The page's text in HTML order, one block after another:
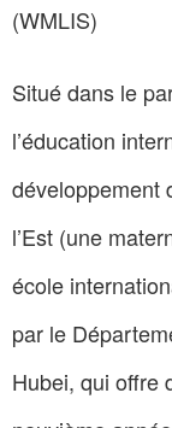
(WMLIS)
Situé dans le
l’éducation
développement
l’Est (une
école
par le
Hubei, qui offre